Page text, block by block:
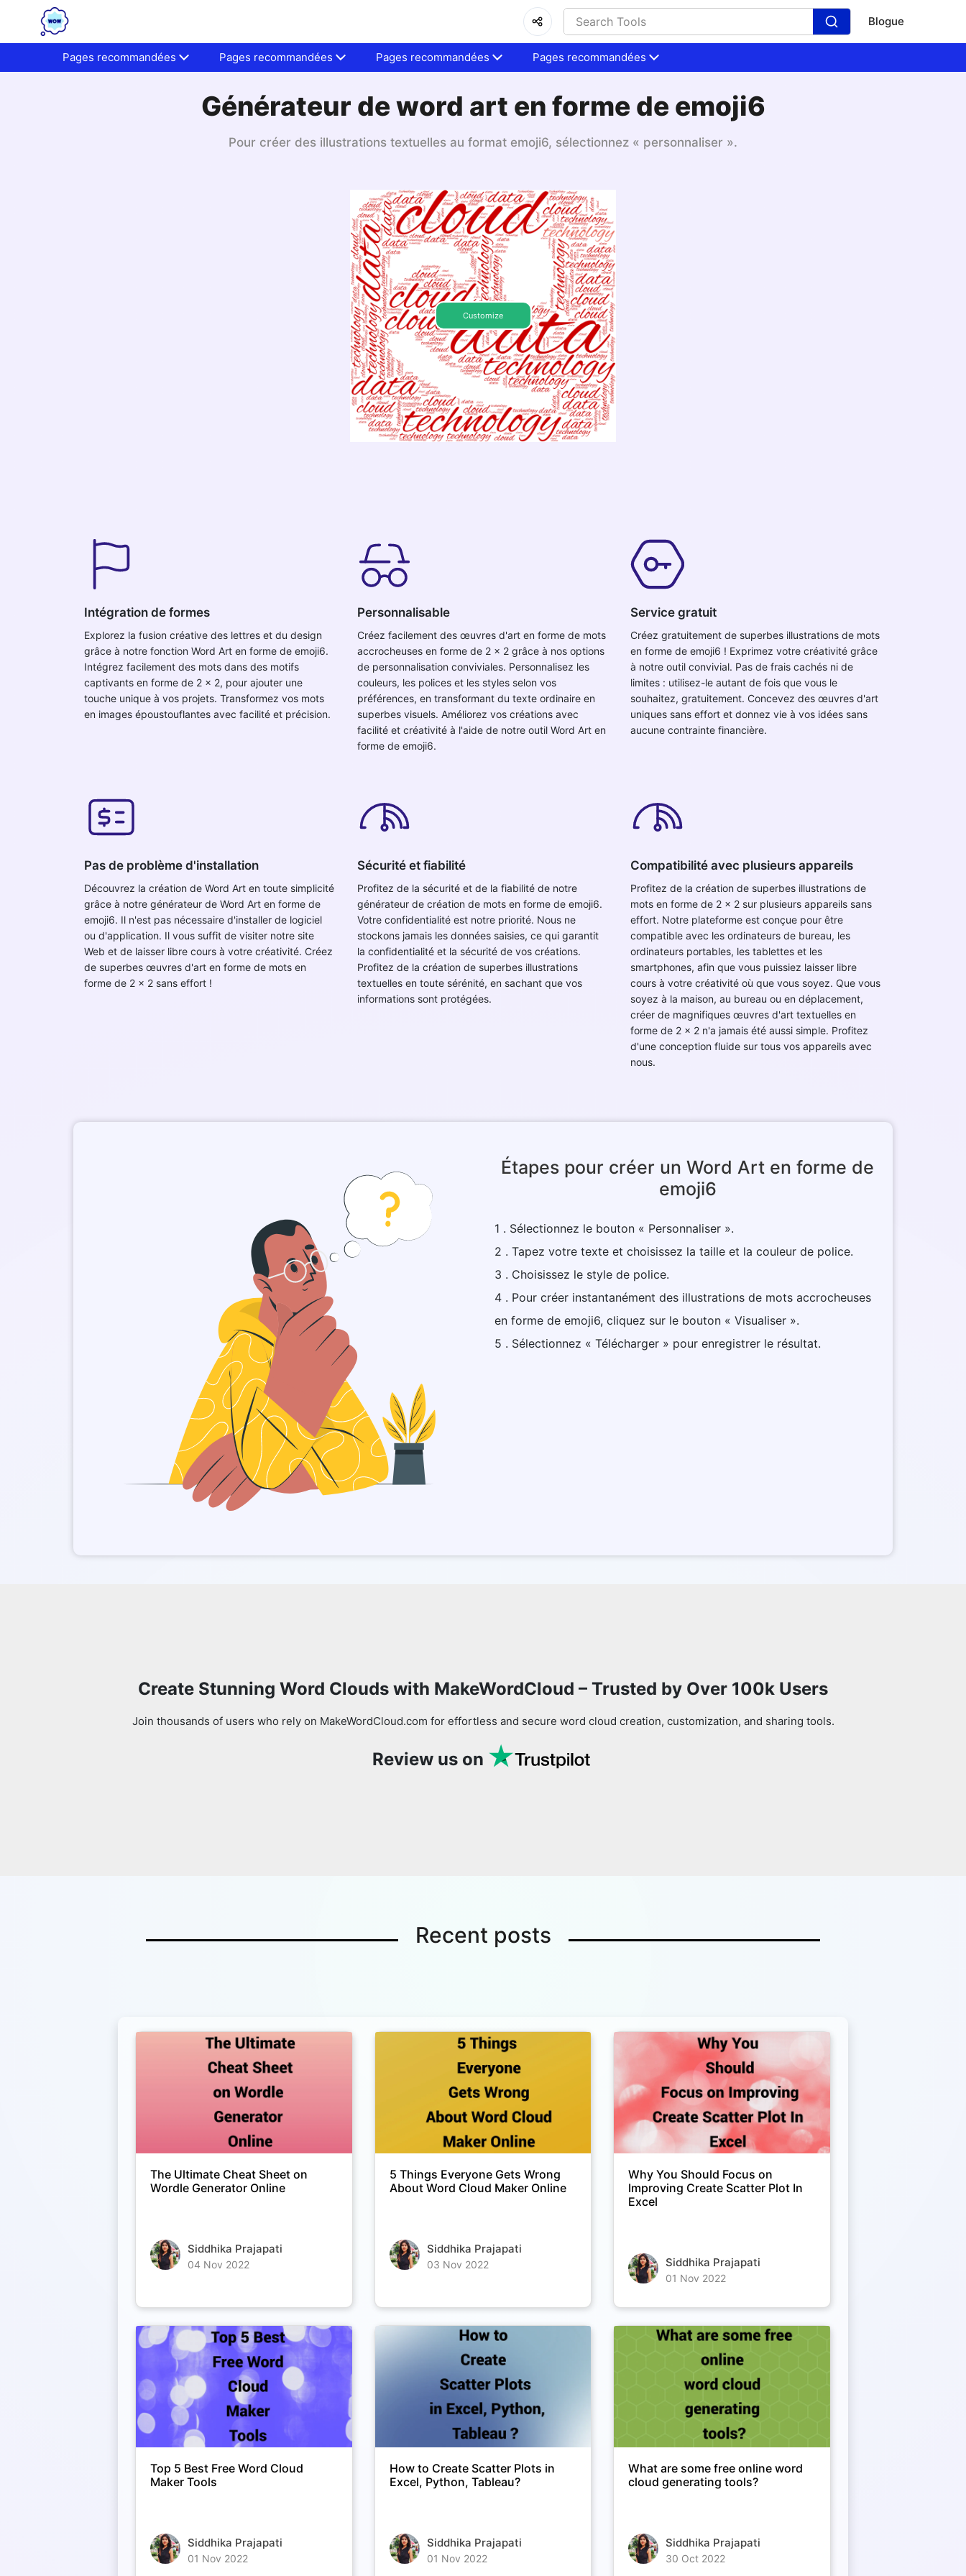
Blogue
Pages recommandées Pages recommandées Pages recommandées Pages recommandées
Générateur de word art en forme de emoji6
Pour créer des illustrations textuelles au format emoji6, sélectionnez « personnaliser ».
Customize
Intégration de formes
Explorez la fusion créative des lettres et du design
grâce à notre fonction Word Art en forme de emoji6.
Intégrez facilement des mots dans des motifs
captivants en forme de 2 x 2, pour ajouter une
touche unique à vos projets. Transformez vos mots
en images époustouflantes avec facilité et précision.
Personnalisable
Créez facilement des œuvres d'art en forme de mots
accrocheuses en forme de 2 x 2 grâce à nos options
de personnalisation conviviales. Personnalisez les
couleurs, les polices et les styles selon vos
préférences, en transformant du texte ordinaire en
superbes visuels. Améliorez vos créations avec
facilité et créativité à l'aide de notre outil Word Art en
forme de emoji6.
Service gratuit
Créez gratuitement de superbes illustrations de mots
en forme de emoji6 ! Exprimez votre créativité grâce
à notre outil convivial. Pas de frais cachés ni de
limites : utilisez-le autant de fois que vous le
souhaitez, gratuitement. Concevez des œuvres d'art
uniques sans effort et donnez vie à vos idées sans
aucune contrainte financière.
Pas de problème d'installation
Découvrez la création de Word Art en toute simplicité
grâce à notre générateur de Word Art en forme de
emoji6. Il n'est pas nécessaire d'installer de logiciel
ou d'application. Il vous suffit de visiter notre site
Web et de laisser libre cours à votre créativité. Créez
de superbes œuvres d'art en forme de mots en
forme de 2 x 2 sans effort !
Sécurité et fiabilité
Profitez de la sécurité et de la fiabilité de notre
générateur de création de mots en forme de emoji6.
Votre confidentialité est notre priorité. Nous ne
stockons jamais les données saisies, ce qui garantit
la confidentialité et la sécurité de vos créations.
Profitez de la création de superbes illustrations
textuelles en toute sérénité, en sachant que vos
informations sont protégées.
Compatibilité avec plusieurs appareils
Profitez de la création de superbes illustrations de
mots en forme de 2 x 2 sur plusieurs appareils sans
effort. Notre plateforme est conçue pour être
compatible avec les ordinateurs de bureau, les
ordinateurs portables, les tablettes et les
smartphones, afin que vous puissiez laisser libre
cours à votre créativité où que vous soyez. Que vous
soyez à la maison, au bureau ou en déplacement,
créer de magnifiques œuvres d'art textuelles en
forme de 2 x 2 n'a jamais été aussi simple. Profitez
d'une conception fluide sur tous vos appareils avec
nous.
Étapes pour créer un Word Art en forme de
emoji6
1 . Sélectionnez le bouton « Personnaliser ».
2 . Tapez votre texte et choisissez la taille et la couleur de police.
3 . Choisissez le style de police.
4 . Pour créer instantanément des illustrations de mots accrocheuses
en forme de emoji6, cliquez sur le bouton « Visualiser ».
5 . Sélectionnez « Télécharger » pour enregistrer le résultat.
Create Stunning Word Clouds with MakeWordCloud – Trusted by Over 100k Users
Join thousands of users who rely on MakeWordCloud.com for effortless and secure word cloud creation, customization, and sharing tools.
Review us on
Recent posts
The Ultimate Cheat Sheet on
Wordle Generator Online
Siddhika Prajapati
04 Nov 2022
5 Things Everyone Gets Wrong
About Word Cloud Maker Online
Siddhika Prajapati
03 Nov 2022
Why You Should Focus on
Improving Create Scatter Plot In
Excel
Siddhika Prajapati
01 Nov 2022
Top 5 Best Free Word Cloud
Maker Tools
Siddhika Prajapati
01 Nov 2022
How to Create Scatter Plots in
Excel, Python, Tableau?
Siddhika Prajapati
01 Nov 2022
What are some free online word
cloud generating tools?
Siddhika Prajapati
30 Oct 2022